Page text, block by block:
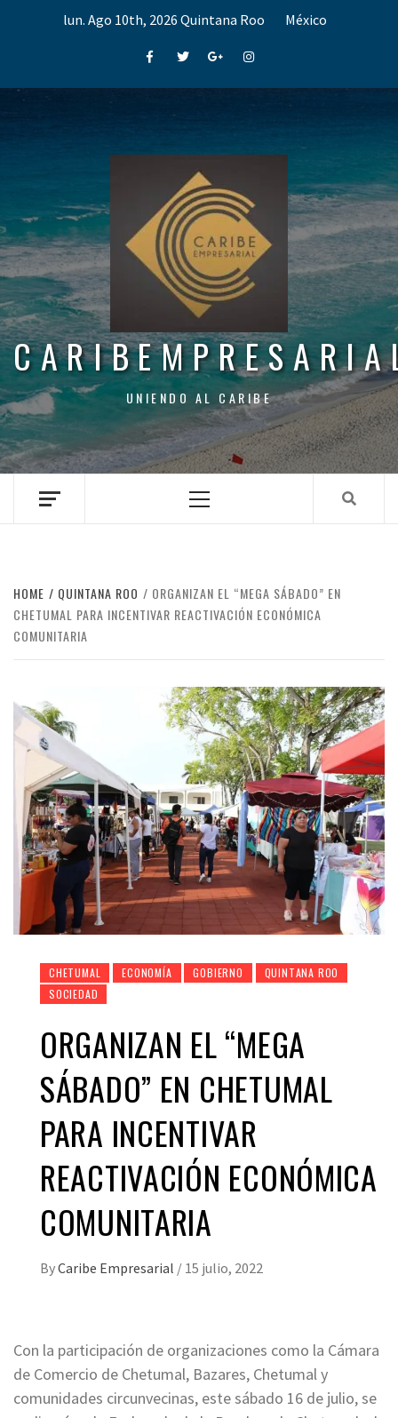
lun. Ago 10th, 2026 Quintana Roo México
FacebookTwitterGoogle+Instagram
UNIENDO AL CARIBE
Menu
HOME QUINTANA ROO
ORGANIZAN EL “MEGA SÁBADO” EN
CHETUMAL PARA INCENTIVAR REACTIVACIÓN ECONÓMICA
COMUNITARIA
CHETUMAL ECONOMÍA GOBIERNO
QUINTANA ROO
SOCIEDAD
ORGANIZAN EL “MEGA
SÁBADO” EN CHETUMAL
PARA INCENTIVAR
REACTIVACIÓN ECONÓMICA
COMUNITARIA
ByCaribe Empresarial / 15 julio, 2022
Con la participación de organizaciones como la Cámara
de Comercio de Chetumal, Bazares, Chetumal y
comunidades circunvecinas, este sábado 16 de julio, se